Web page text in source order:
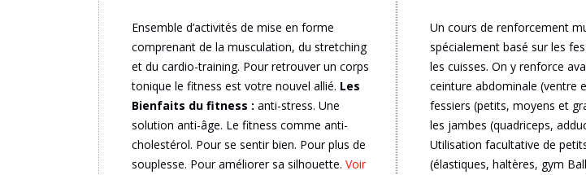
Ensemble d’activités de mise en forme
comprenant de la musculation, du stretching
et du cardio-training. Pour retrouver un corps
tonique le fitness est votre nouvel allié. Les
Bienfaits du fitness : anti-stress. Une
solution anti-âge. Le fitness comme anti-
cholestérol. Pour se sentir bien. Pour plus de
souplesse. Pour améliorer sa silhouette. Voir
Un cours de renforcement
spécialement basé sur les
les cuisses. On y renforce
ceinture abdominale (ventre
fessiers (petits, moyens et
les jambes (quadriceps,
Utilisation facultative de
(élastiques, haltères, gym